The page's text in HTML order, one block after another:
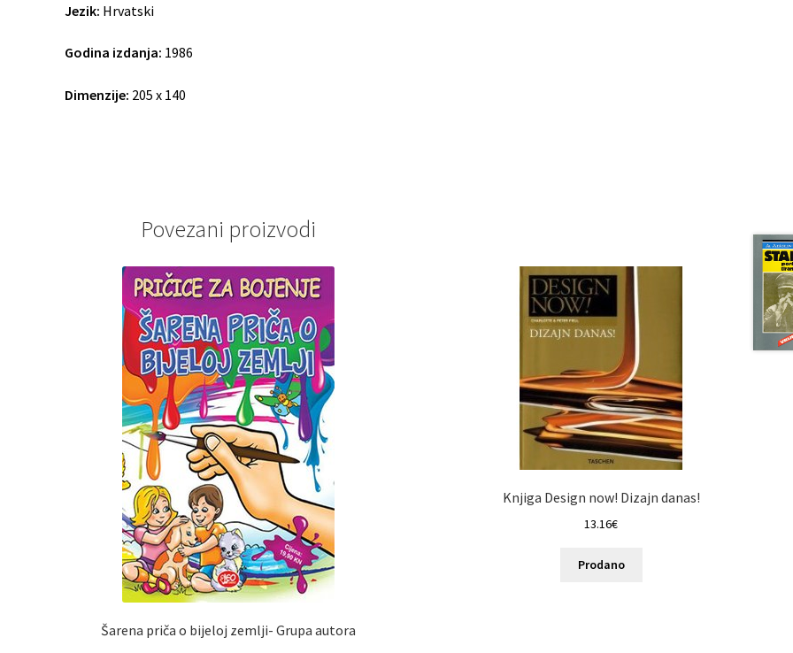
Jezik: Hrvatski
Godina izdanja: 1986
Dimenzije: 205 x 140
Povezani proizvodi
Šarena priča o bijeloj zemlji- Grupa autora
Knjiga Design now! Dizajn danas!
13.16€
Prodano